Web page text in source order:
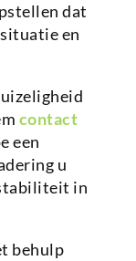
dat
en
contact
een
u
in
behulp